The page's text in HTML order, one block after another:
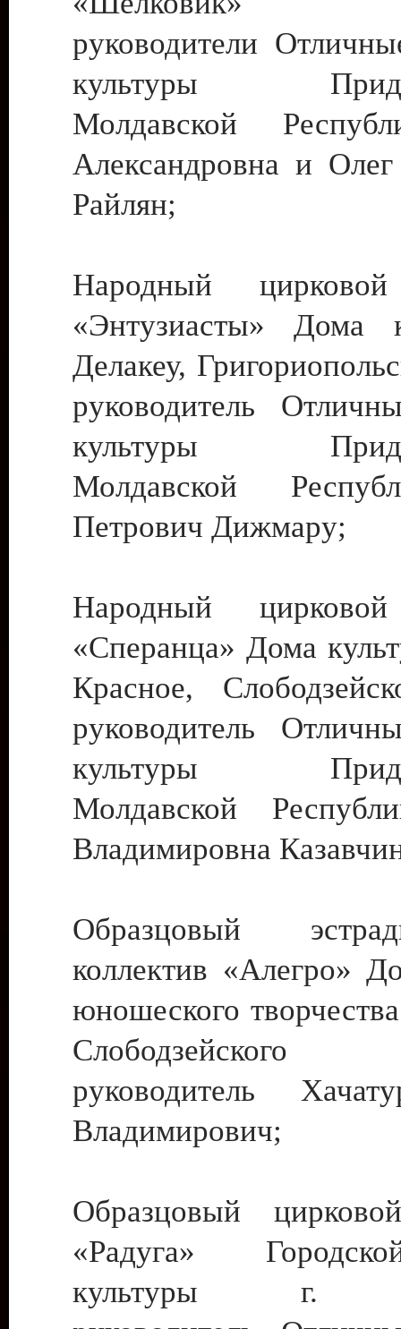
руководители
культуры
Молдавской
Александровна и
Райлян;
Народный цирковой
«Энтузиасты» Дома
Делакеу,
руководитель
культуры
Молдавской
Петрович Дижмару;
Народный цирковой
«Сперанца» Дома
Красное,
руководитель
культуры
Молдавской
Владимировна
Образцовый
коллектив «Алегро»
юношеского
руководитель
Владимирович;
Образцовый
«Радуга»
культуры г.